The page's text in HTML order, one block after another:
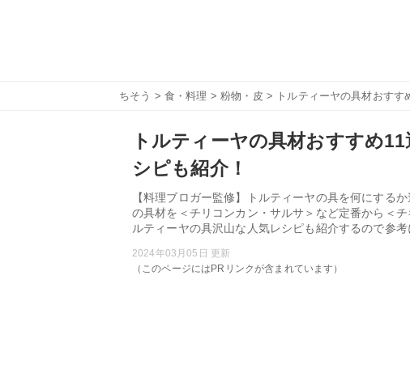
ちそう > 食・料理 >粉物・皮 > トルティーヤの具材おすす
トルティーヤの具材おすすめ
シピも紹介！
【料理ブロガー監修】トルティーヤの具を何にする
の具材を＜チリコンカン・サルサ＞など定番から＜
ルティーヤの具沢山な人気レシピも紹介するので参考
2024年03月05日 更新
（このページにはPRリンクが含まれています）